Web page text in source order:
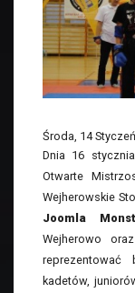
Środa, 14
Dnia 16
Otwarte
Wejherowskie
Joomla
Wejherowo
kadetów,